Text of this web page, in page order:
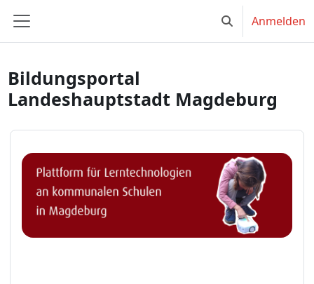
Website-Übersicht Sucheingabe
Anmelden
Bildungsportal
Landeshauptstadt Magdeburg